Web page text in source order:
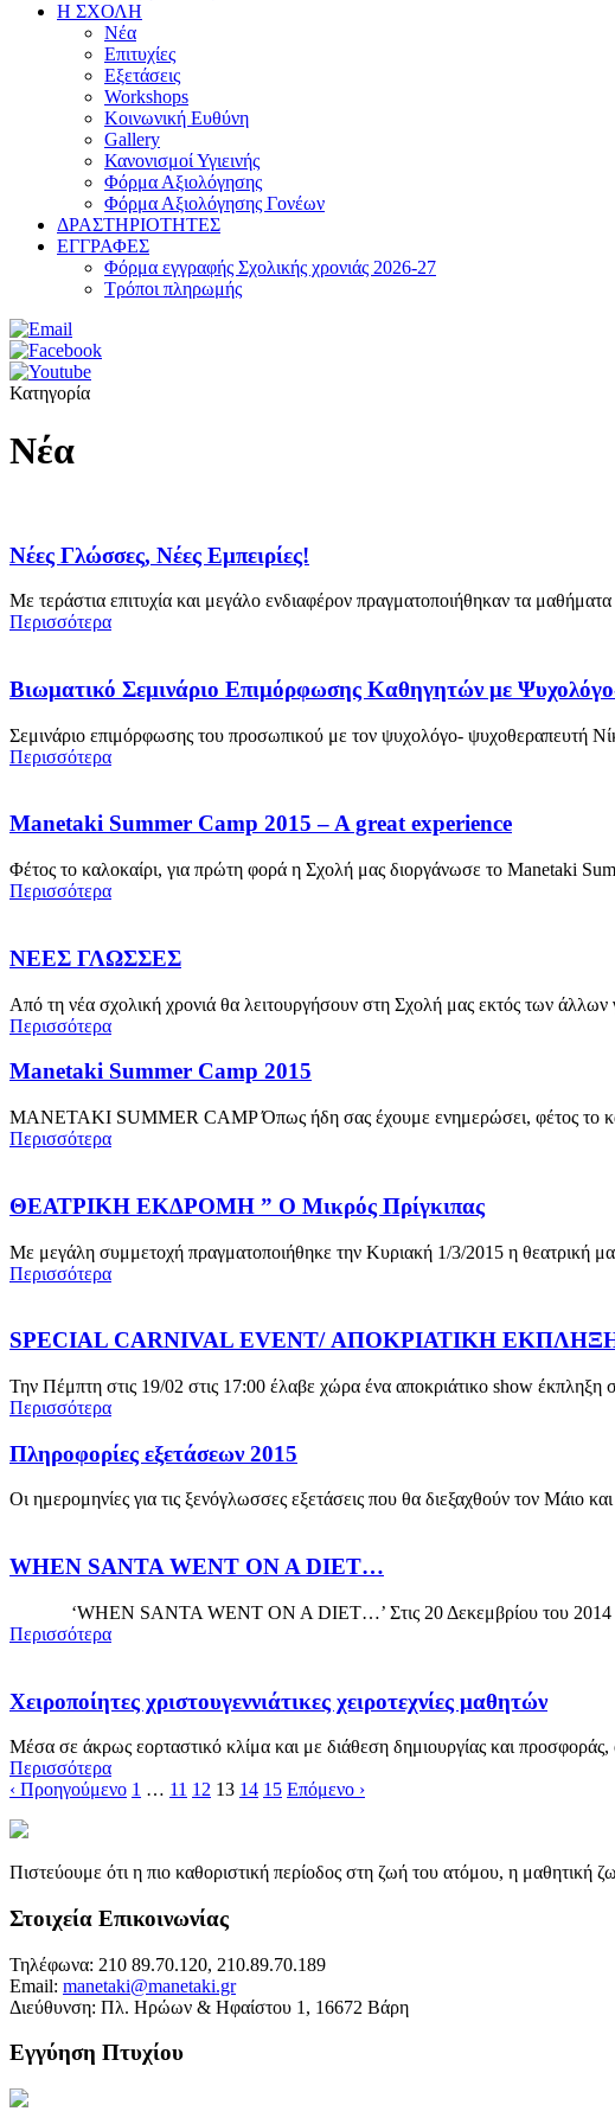
Η ΣΧΟΛΗ
Νέα
Επιτυχίες
Εξετάσεις
Workshops
Κοινωνική Ευθύνη
Gallery
Κανονισμοί Υγιεινής
Φόρμα Αξιολόγησης
Φόρμα Αξιολόγησης Γονέων
ΔΡΑΣΤΗΡΙΟΤΗΤΕΣ
ΕΓΓΡΑΦΕΣ
Φόρμα εγγραφής Σχολικής χρονιάς 2026-27
Τρόποι πληρωμής
Κατηγορία
Νέα
Νέες Γλώσσες, Νέες Εμπειρίες!
Με τεράστια επιτυχία και μεγάλο ενδιαφέρον πραγματοποιήθηκαν τα
Περισσότερα
Βιωματικό Σεμινάριο Επιμόρφωσης Καθηγητών με
Σεμινάριο επιμόρφωσης του προσωπικού με τον ψυχολόγο- ψυχοθεραπευτή
Περισσότερα
Manetaki Summer Camp 2015 – A great experience
Φέτος το καλοκαίρι, για πρώτη φορά η Σχολή μας διοργάνωσε το Manetaki
Περισσότερα
ΝΕΕΣ ΓΛΩΣΣΕΣ
Από τη νέα σχολική χρονιά θα λειτουργήσουν στη Σχολή μας εκτός των
Περισσότερα
Manetaki Summer Camp 2015
MANETAKI SUMMER CAMP Όπως ήδη σας έχουμε ενημερώσει, φέτος το
Περισσότερα
ΘΕΑΤΡΙΚΗ ΕΚΔΡΟΜΗ ” Ο Μικρός Πρίγκιπας
Με μεγάλη συμμετοχή πραγματοποιήθηκε την Κυριακή 1/3/2015 η θεατρική
Περισσότερα
SPECIAL CARNIVAL EVENT/ ΑΠΟΚΡΙΑΤΙΚΗ
Την Πέμπτη στις 19/02 στις 17:00 έλαβε χώρα ένα αποκριάτικο show έκπληξη
Περισσότερα
Πληροφορίες εξετάσεων 2015
Οι ημερομηνίες για τις ξενόγλωσσες εξετάσεις που θα διεξαχθούν τον Μάιο
WHEN SANTA WENT ON A DIET…
‘WHEN SANTA WENT ON A DIET…’ Στις 20 Δεκεμβρίου του 2014
Περισσότερα
Χειροποίητες χριστουγεννιάτικες χειροτεχνίες μαθητών
Μέσα σε άκρως εορταστικό κλίμα και με διάθεση δημιουργίας και προσφοράς,
Περισσότερα
‹ Προηγούμενο 1 … 11 12 13 14 15 Επόμενο ›
Πιστεύουμε ότι η πιο καθοριστική περίοδος στη ζωή του ατόμου, η
Στοιχεία Επικοινωνίας
Τηλέφωνα: 210 89.70.120, 210.89.70.189
Email: manetaki@manetaki.gr
Διεύθυνση: Πλ. Ηρώων & Ηφαίστου 1, 16672 Βάρη
Εγγύηση Πτυχίου